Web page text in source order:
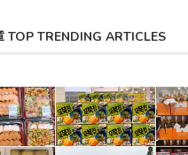
TOP TRENDING ARTICLES